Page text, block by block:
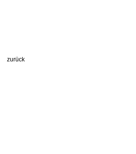
zurück